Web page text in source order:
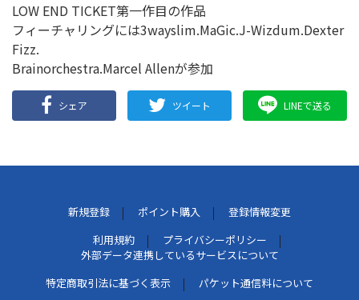
LOW END TICKET第一作目の作品
フィーチャリングには3wayslim.MaGic.J-Wizdum.Dexter
Fizz.
Brainorchestra.Marcel Allenが参加
シェア ツイート LINEで送る
新規登録 ポイント購入
登録情報変更
利用規約
プライバシーポリシー
外部データ連携しているサービスについて
特定商取引法に基づく表示
パケット通信料について